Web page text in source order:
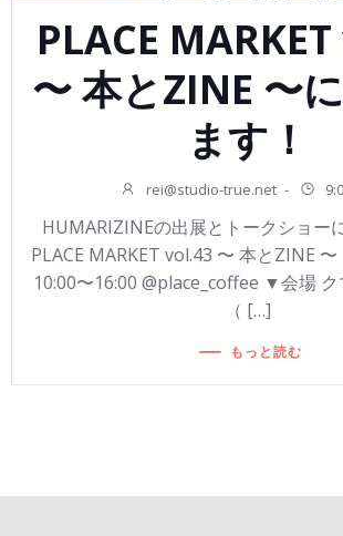
PLACE
〜 本とZINE 〜
ます！
rei@studio-true.net -
HUMARIZINEの出展とトークショー
PLACE MARKET vol.43 〜 本とZINE
10:00〜16:00 @place_coffee ▼会場
（ […]
もっと読む